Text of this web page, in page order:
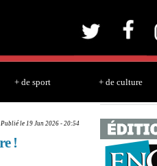
+ de sport + de culture
Publié le 19 Jun 2026 - 20:54
!